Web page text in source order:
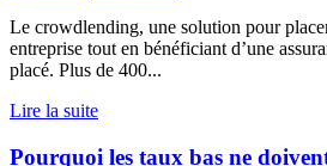
Le crowdlending, une solution pour
entreprise tout en bénéficiant d’une
placé. Plus de 400...
Lire la suite
Pourquoi les taux bas ne